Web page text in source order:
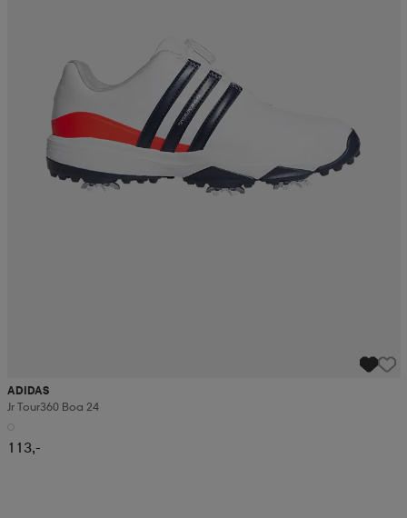
ADIDAS
Jr Tour360 Boa 24
113,-